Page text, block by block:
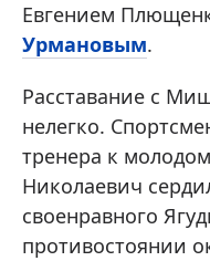
Евгением
Урмановым.
Расставание с
нелегко.
тренера к
Николаевич
своенравного
противостоянии